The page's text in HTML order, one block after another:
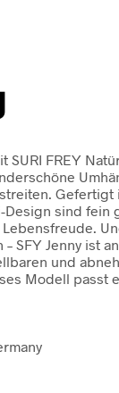
SURI FREY
sind fein
SFY Jenny ist
und
Modell passt